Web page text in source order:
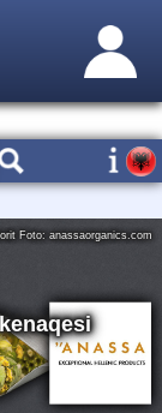
Foto: anassaorganics.com